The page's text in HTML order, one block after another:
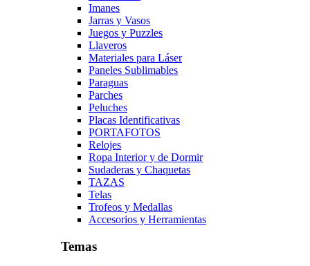
Imanes
Jarras y Vasos
Juegos y Puzzles
Llaveros
Materiales para Láser
Paneles Sublimables
Paraguas
Parches
Peluches
Placas Identificativas
PORTAFOTOS
Relojes
Ropa Interior y de Dormir
Sudaderas y Chaquetas
TAZAS
Telas
Trofeos y Medallas
Accesorios y Herramientas
Temas